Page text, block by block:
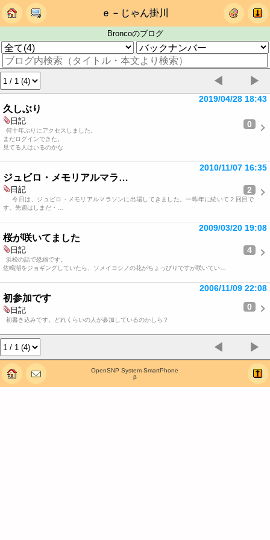
ｅ－じゃん掛川
Broncoのブログ
◀ ▶
久しぶり
2019/04/28 18:43
日記 0
何十年ぶりにアクセスしました。
まだログインできた。
見てる人はいるのかな
ジュビロ・メモリアルマラ…
2010/11/07 16:35
日記 2
今日は、ジュビロ・メモリアルマラソンに出場してきました。一昨年に続いて２回目で
す。先週はしまだ・…
桜が咲いてました
2009/03/20 19:08
日記 4
浜松の話で恐縮です。
佐鳴湖をジョギングしていたら、ソメイヨシノの花がちょっぴりですが咲いてい…
初参加です
2006/11/09 22:08
日記 0
初書き込みです。どれくらいの人が参加しているのかしら？
◀ ▶
OpenSNP System SmartPhone
β